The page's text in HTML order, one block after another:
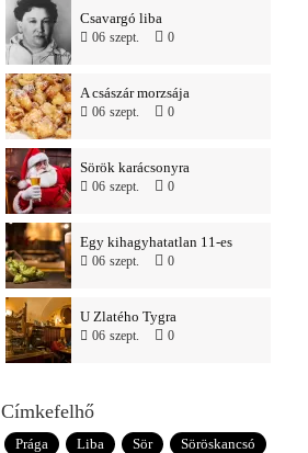
Csavargó liba
06 szept. 0
A császár morzsája
06 szept. 0
Sörök karácsonyra
06 szept. 0
Egy kihagyhatatlan 11-es
06 szept. 0
U Zlatého Tygra
06 szept. 0
Címkefelhő
Prága Liba Sör
Söröskancsó